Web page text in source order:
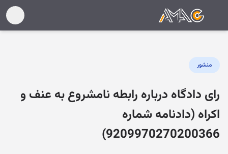
منشور
رای دادگاه درباره رابطه نامشروع به عنف و
اکراه (دادنامه شماره
9209970270200366)